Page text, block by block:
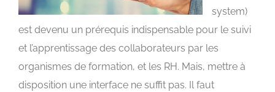
system)
est devenu un prérequis indispensable pour le suivi
et l’apprentissage des collaborateurs par les
organismes de formation, et les RH. Mais, mettre à
disposition une interface ne suffit pas. Il faut